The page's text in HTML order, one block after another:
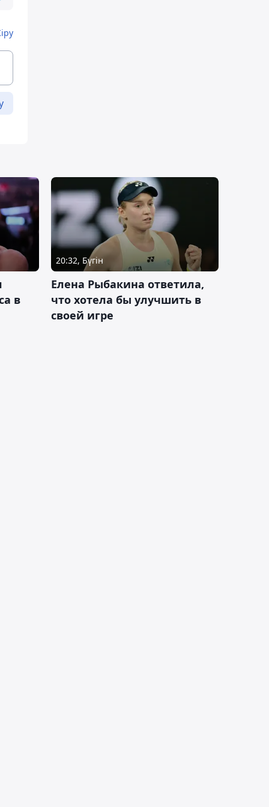
в
20:32, Бүгін
Елена Рыбакина ответила,
что хотела бы улучшить в
своей игре